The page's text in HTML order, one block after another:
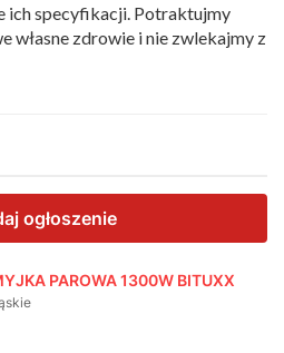
ich specyfikacji. Potraktujmy
własne zdrowie i nie zwlekajmy z